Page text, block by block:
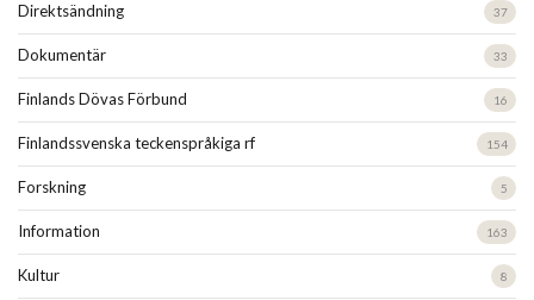
Direktsändning 37
Dokumentär 33
Finlands Dövas Förbund 16
Finlandssvenska teckenspråkiga rf 154
Forskning 5
Information 163
Kultur 8